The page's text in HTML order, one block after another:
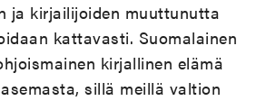
ja kirjailijoiden muuttunutta
kattavasti. Suomalainen
kirjallinen elämä
sillä meillä valtion